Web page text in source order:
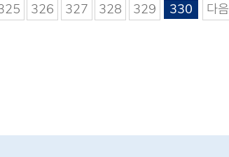
326 327 328 329 330 다음